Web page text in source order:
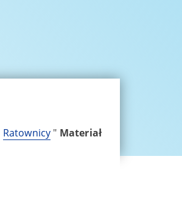
Ratownicy " Materiał